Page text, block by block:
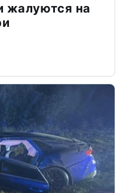
жалуются на